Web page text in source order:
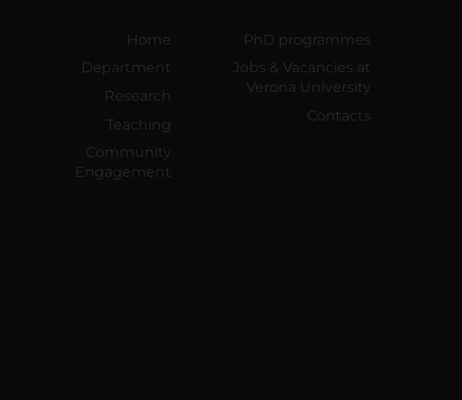
Home
Department
Research
Teaching
Community
Engagement
PhD programmes
Jobs & Vacancies at
Verona University
Contacts